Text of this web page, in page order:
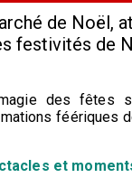
de Noël,
festivités de
des fêtes
féériques
et